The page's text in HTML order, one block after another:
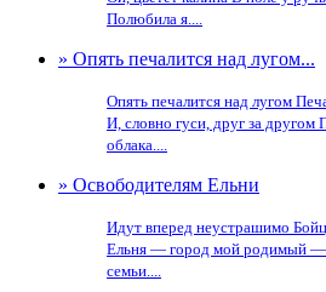
Полюбила я....
» Опять печалится над лугом...
Опять печалится над лугом
И, словно гуси, друг за другом
облака....
» Освободителям Ельни
Идут вперед неустрашимо
Ельня — город мой родимый —
семьи....